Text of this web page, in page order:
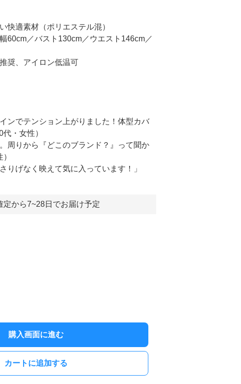
快適素材（ポリエステル混）
60cm／バスト130cm／ウエスト146cm／
奨、アイロン低温可
ンでテンション上がりました！体型カバ
・女性）
周りから『どこのブランド？』って聞か
りげなく映えて気に入っています！」
定から7~28日でお届け予定
購入画面に進む
カートに追加する